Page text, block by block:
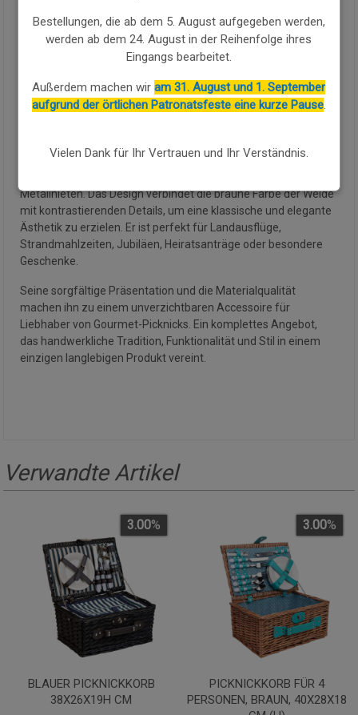
Dieser komplette Picknickkorb in natürlichem Braunton wird
aus geflochtenerWeide mit den Maßen40x28x19 cmgefertigt
und präsentiert sich als Komplettlösung für 4 Personen. Er
enthält Keramikgeschirr, Edelstahlbesteck mit karierten
Griffen, Weingläser, einen Serviettenhalter und eine aufrollbare
Decke in karierten Tönen, alles im Inneren mit Bändern und
Der Klappdeckel verfügt über einen Frontverschluss und einen
Metallnieten. Das Design verbindet die braune Farbe der Weide
mit kontrastierenden Details, um eine klassische und elegante
Ästhetik zu erzielen. Er ist perfekt für Landausflüge,
Strandmahlzeiten, Jubiläen, Heiratsanträge oder besondere
Geschenke.
Seine sorgfältige Präsentation und die Materialqualität
machen ihn zu einem unverzichtbaren Accessoire für
Liebhaber von Gourmet-Picknicks. Ein komplettes Angebot,
das handwerkliche Tradition, Funktionalität und Stil in einem
einzigen langlebigen Produkt vereint.
Verwandte Artikel
BLAUER PICKNICKKORB
38X26X19H CM
3.00%
PICKNICKKORB FÜR 4
PERSONEN, BRAUN, 40X28X18
3.00%
Bestellungen, die ab dem 5. August aufgegeben werden,
werden ab dem 24. August in der Reihenfolge ihres
Eingangs bearbeitet.
Außerdem machen wiram 31. August und 1. September
aufgrund der örtlichen Patronatsfeste eine kurze Pause.
Vielen Dank für Ihr Vertrauen und Ihr Verständnis.